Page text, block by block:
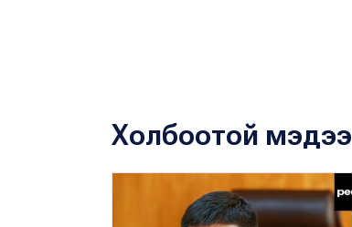
Холбоотой мэдээ